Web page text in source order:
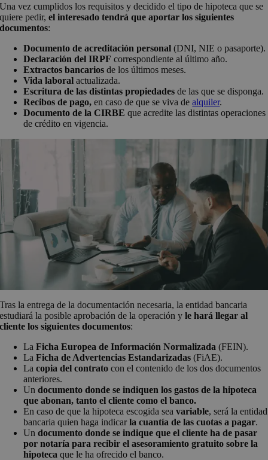
Una vez cumplidos los requisitos y decidido el tipo de hipoteca que se
quiere pedir,el interesado tendrá que aportar los siguientes
documentos:
Documento de acreditación personal (DNI, NIE o pasaporte).
Declaración del IRPF correspondiente al último año.
Extractos bancarios de los últimos meses.
Vida laboral actualizada.
Escritura de las distintas propiedades de las que se disponga.
Recibos de pago, en caso de que se viva dealquiler.
Documento de la CIRBE que acredite las distintas operaciones
de crédito en vigencia.
Tras la entrega de la documentación necesaria, la entidad bancaria
estudiará la posible aprobación de la operación yle hará llegar al
cliente los siguientes documentos:
LaFicha Europea de Información Normalizada (FEIN).
LaFicha de Advertencias Estandarizadas (FiAE).
Lacopia del contratocon el contenido de los dos documentos
anteriores.
Undocumento donde se indiquen los gastos de la hipoteca
que abonan, tanto el cliente como el banco.
En caso de que la hipoteca escogida seavariable, será la entidad
bancaria quien haga indicarla cuantía de las cuotas a pagar.
Undocumento donde se indique que el cliente ha de pasar
por notaría para recibir el asesoramiento gratuito sobre la
hipoteca que le ha ofrecido el banco.